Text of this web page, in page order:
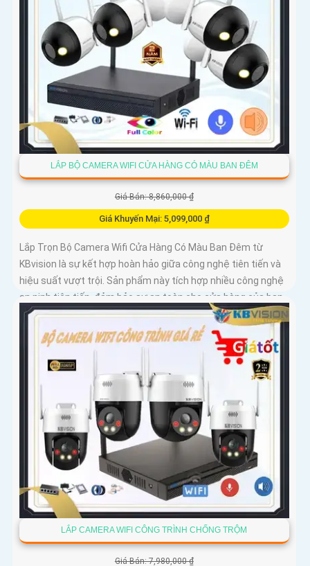
LẮP BỘ CAMERA WIFI CỬA HÀNG CÓ MÀU BAN ĐÊM
Giá Bán: 8,860,000 ₫
Giá Khuyến Mại: 5,099,000 ₫
Lắp Trọn Bộ Camera Wifi Cửa Hàng Có Màu Ban Đêm từ
KBvision là sự kết hợp hoàn hảo giữa công nghệ tiên tiến và
hiệu suất vượt trội. Sản phẩm này tích hợp nhiều công nghệ
an ninh tiên tiến, đảm bảo sự an toàn cho cửa hàng của bạn
LẮP CAMERA WIFI CÔNG TRÌNH CHỐNG TRỘM
Giá Bán: 7,980,000 ₫